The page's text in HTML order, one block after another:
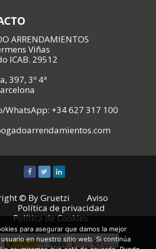
ARRENDAMIENTOS
Viñas
ICAB. 29512
397, 3º 4ª
WhatsApp: +34 627 317 100
© ByGruetzi
Aviso
Política de privacidad
Política de Cookies
para asegurar que damos la mejor
en nuestro sitio web. Si continúa